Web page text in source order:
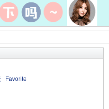
Favorite